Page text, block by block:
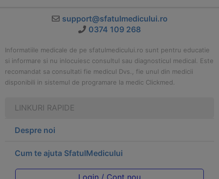
support@sfatulmedicului.ro
0374 109 268
Informatiile medicale de pe sfatulmedicului.ro sunt pentru educatie
si informare si nu inlocuiesc consultul sau diagnosticul medical. Este
recomandat sa consultati fie medicul Dvs., fie unul din medicii
disponibili in sistemul de programare la medic Clickmed.
LINKURI RAPIDE
Despre noi
Cum te ajuta SfatulMedicului